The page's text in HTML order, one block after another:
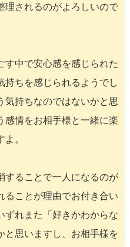
理されるのがよろしいので
す中で安心感を感じられた
持ちを感じられるようでし
気持ちなのではないかと思
感情をお相手様と一緒に楽
。
することで一人になるのが
ることが理由でお付き合い
ずれまた「好きかわからな
と思いますし、お相手様を